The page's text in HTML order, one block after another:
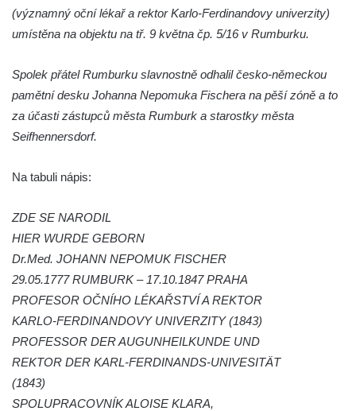
Hluboké nad Vltavou
Socha Chalikotérium v ZOO Hluboká
Socha Veledaněk v ZOO Hluboká
Socha Koroun bezzubý v ZOO Hluboká
Socha Plejtvák obrovský v ZOO Hluboká
Socha Mamutí lebka v ZOO Hluboká
Socha Vydry si hrají v ZOO Hluboká
Socha Přátelství v ZOO Hluboká
Socha Matka příroda v ZOO Hluboká
Socha Lišky v ZOO Hluboká
Socha Rys číhající na srnu v ZOO Hluboká
(významný oční lékař a rektor Karlo-Ferdinandovy univerzity)
umístěna na objektu na tř. 9 května čp. 5/16 v Rumburku.
Spolek přátel Rumburku slavnostně odhalil česko-německou
pamětní desku Johanna Nepomuka Fischera na pěší zóně a to
za účasti zástupců města Rumburk a starostky města
Seifhennersdorf.
Na tabuli nápis:
ZDE SE NARODIL
HIER WURDE GEBORN
Dr.Med. JOHANN NEPOMUK FISCHER
29.05.1777 RUMBURK – 17.10.1847 PRAHA
PROFESOR OČNÍHO LÉKAŘSTVÍ A REKTOR
KARLO-FERDINANDOVY UNIVERZITY (1843)
PROFESSOR DER AUGUNHEILKUNDE UND
REKTOR DER KARL-FERDINANDS-UNIVESITÄT
(1843)
SPOLUPRACOVNÍK ALOISE KLARA,